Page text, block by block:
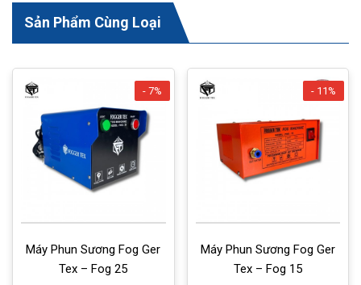
Sản Phẩm Cùng Loại
- 7%
Máy Phun Sương Fog Ger
Tex – Fog 25
- 11%
Máy Phun Sương Fog Ger
Tex – Fog 15